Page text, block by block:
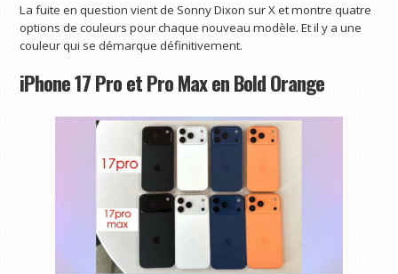
La fuite en question vient de Sonny Dixon sur X et montre quatre
options de couleurs pour chaque nouveau modèle. Et il y a une
couleur qui se démarque définitivement.
iPhone 17 Pro et Pro Max en Bold Orange